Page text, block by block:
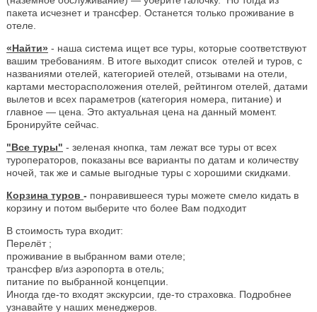
пакета исчезнет и трансфер. Останется только проживание в
отеле.
«Найти» - наша система ищет все туры, которые соответствуют
вашим требованиям. В итоге выходит список отелей и туров, с
названиями отелей, категорией отелей, отзывами на отели,
картами месторасположения отелей, рейтингом отелей, датами
вылетов и всех параметров (категория номера, питание) и
главное — цена. Это актуальная цена на данный момент.
Бронируйте сейчас.
"Все туры" - зеленая кнопка, там лежат все туры от всех
туроператоров, показаны все варианты по датам и количеству
ночей, так же и самые выгодные туры с хорошими скидками.
Корзина туров - понравившееся туры можете смело кидать в
корзину и потом выберите что более Вам подходит
В стоимость тура входит:
Перелёт ;
проживание в выбранном вами отеле;
трансфер в/из аэропорта в отель;
питание по выбранной концепции.
Иногда где-то входят экскурсии, где-то страховка. Подробнее
узнавайте у наших менеджеров.